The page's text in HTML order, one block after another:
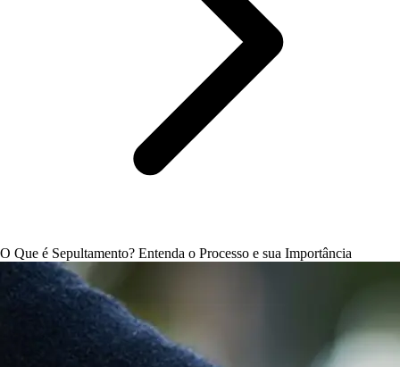
O Que é Sepultamento? Entenda o Processo e sua Importância